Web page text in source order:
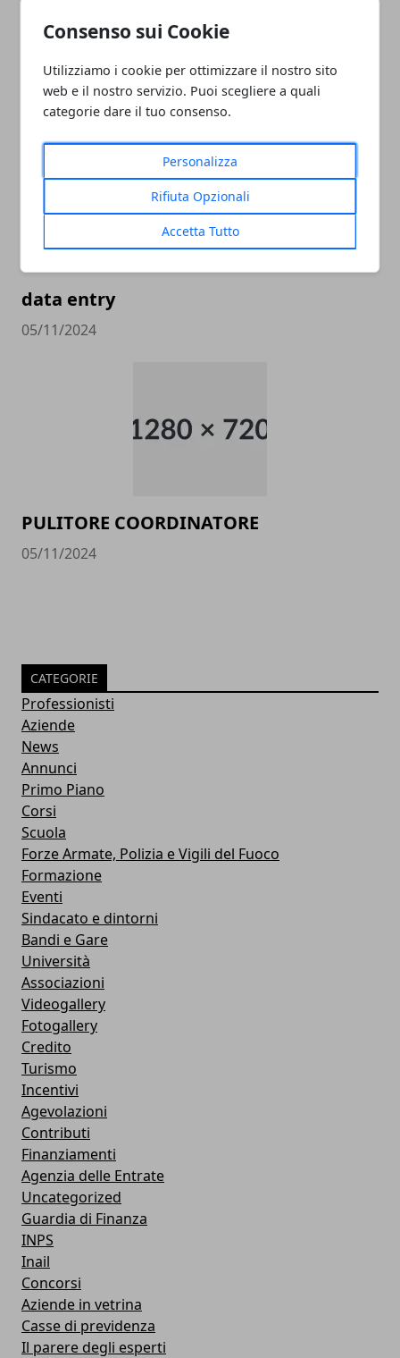
Consenso sui Cookie
Utilizziamo i cookie per ottimizzare il nostro sito
web e il nostro servizio. Puoi scegliere a quali
categorie dare il tuo consenso.
Personalizza
Rifiuta Opzionali
Accetta Tutto
ABBIGLIAMENTO APPARTENENTE ALLE
ROMANO
05/11/2024
data entry
05/11/2024
PULITORE COORDINATORE
05/11/2024
CATEGORIE
Professionisti
Aziende
News
Annunci
Primo Piano
Corsi
Scuola
Forze Armate, Polizia e Vigili del Fuoco
Formazione
Eventi
Sindacato e dintorni
Bandi e Gare
Università
Associazioni
Videogallery
Fotogallery
Credito
Turismo
Incentivi
Agevolazioni
Contributi
Finanziamenti
Agenzia delle Entrate
Uncategorized
Guardia di Finanza
INPS
Inail
Concorsi
Aziende in vetrina
Casse di previdenza
Il parere degli esperti